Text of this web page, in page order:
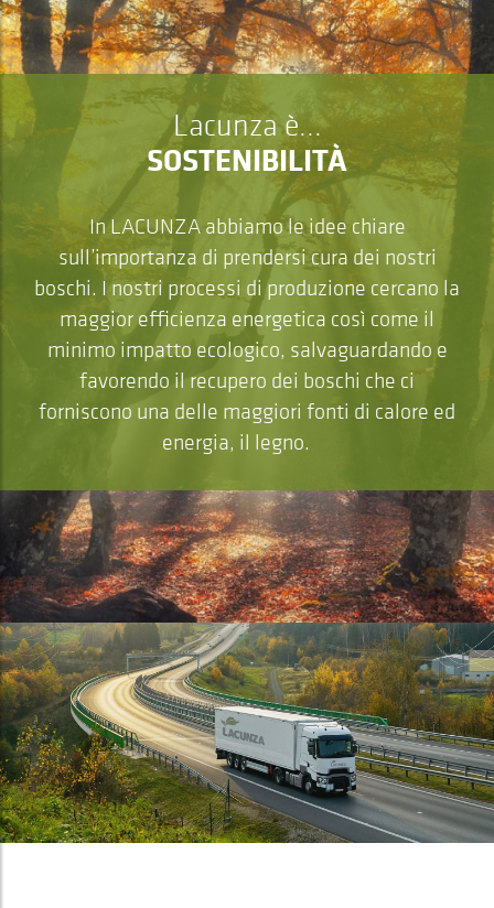
Lacunza è...
SOSTENIBILITÀ
In LACUNZA abbiamo le idee chiare
sull’importanza di prendersi cura dei nostri
boschi. I nostri processi di produzione cercano la
maggior efficienza energetica così come il
minimo impatto ecologico, salvaguardando e
favorendo il recupero dei boschi che ci
forniscono una delle maggiori fonti di calore ed
energia, il legno.